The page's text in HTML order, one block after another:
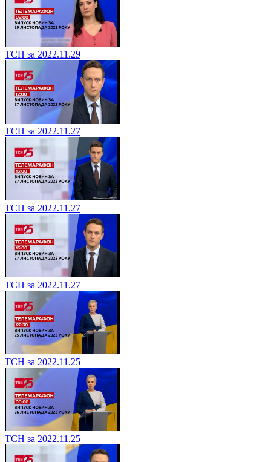
ТСН за 2022.11.29
ТСН за 2022.11.27
ТСН за 2022.11.27
ТСН за 2022.11.27
ТСН за 2022.11.25
ТСН за 2022.11.25